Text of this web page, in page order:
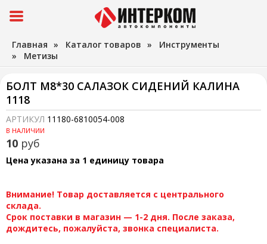
Главная » Каталог товаров » Инструменты
» Метизы
БОЛТ М8*30 САЛАЗОК СИДЕНИЙ КАЛИНА
1118
АРТИКУЛ 11180-6810054-008
В НАЛИЧИИ
10 руб
Цена указана за 1 единицу товара
Внимание! Товар доставляется с центрального
склада.
Срок поставки в магазин — 1-2 дня. После заказа,
дождитесь, пожалуйста, звонка специалиста.